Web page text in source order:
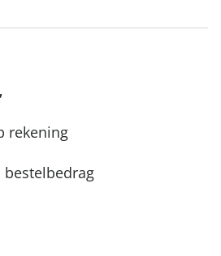
rekening